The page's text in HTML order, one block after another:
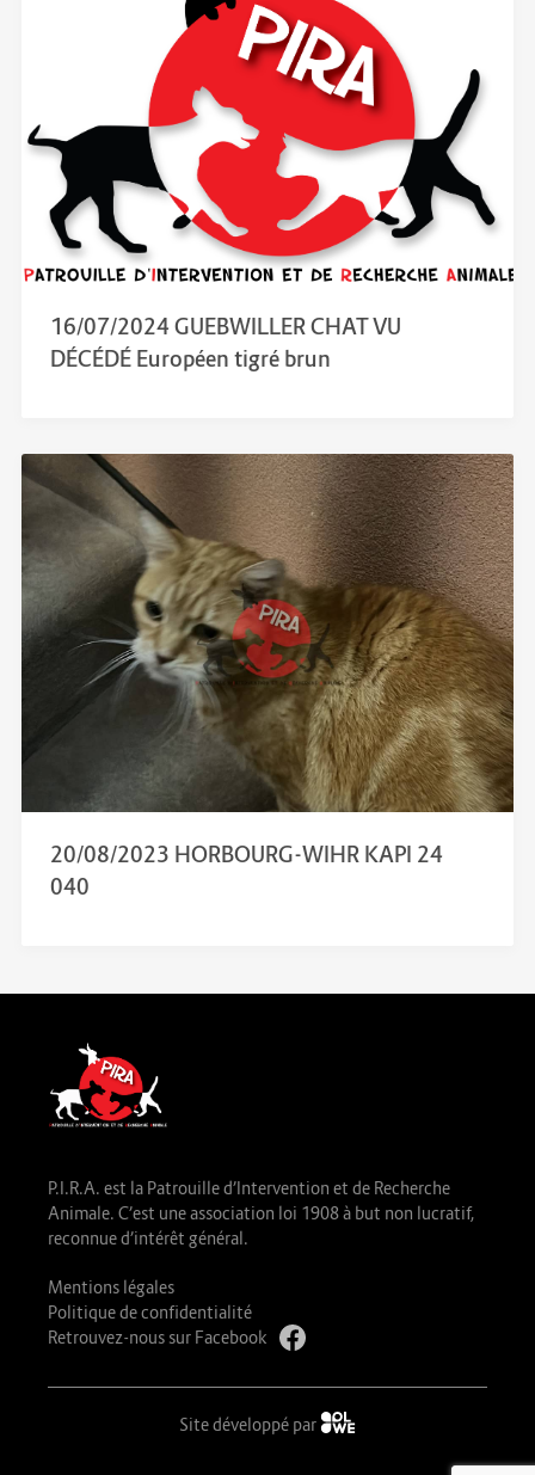
16/07/2024 GUEBWILLER CHAT VU
DÉCÉDÉ Européen tigré brun
20/08/2023 HORBOURG-WIHR KAPI 24
040
P.I.R.A. est la Patrouille d’Intervention et de Recherche
Animale. C’est une association loi 1908 à but non lucratif,
reconnue d’intérêt général.
Mentions légales
Politique de confidentialité
Retrouvez-nous sur Facebook
Site développé par